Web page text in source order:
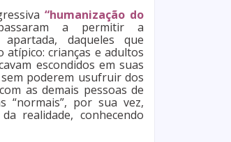
“humanização do
a permitir a
daqueles que
atípico: crianças e adultos
escondidos em suas
poderem usufruir dos
as demais pessoas de
“normais”, por sua vez,
realidade, conhecendo